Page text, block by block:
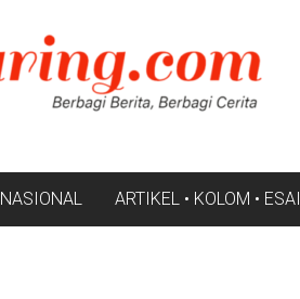
NASIONAL ARTIKEL • KOLOM • ESAI